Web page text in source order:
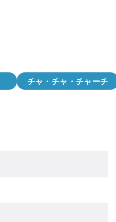
チャ・チャ・チャーチ